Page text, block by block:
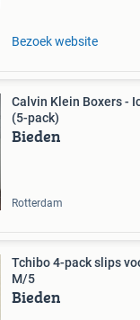
Bezoek website
Calvin Klein Boxers -
(5-pack)
Bieden
Rotterdam
Tchibo 4-pack slips
M/5
Bieden